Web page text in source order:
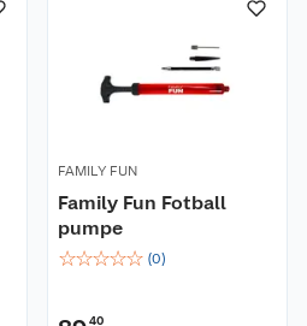
FAMILY FUN
Family Fun Fotball
pumpe
☆☆☆☆☆ (0)
40